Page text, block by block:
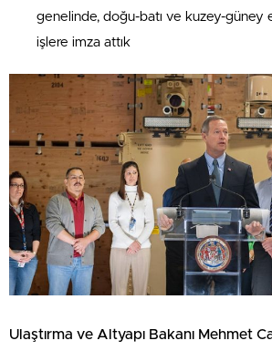
genelinde, doğu-batı ve kuzey-
işlere imza attık
Ulaştırma ve Altyapı Bakanı Mehmet